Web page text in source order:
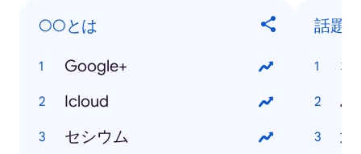
○○とは
Google+
Icloud
セシウム
話題
な
島
武